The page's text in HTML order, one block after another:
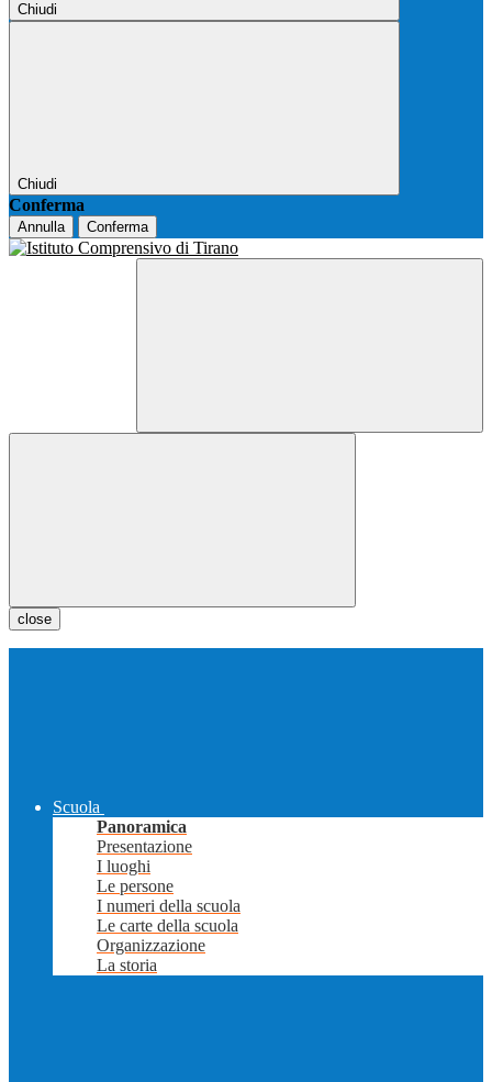
Chiudi
Chiudi
Conferma
Annulla Conferma
close
Scuola
Panoramica
Presentazione
I luoghi
Le persone
I numeri della scuola
Le carte della scuola
Organizzazione
La storia